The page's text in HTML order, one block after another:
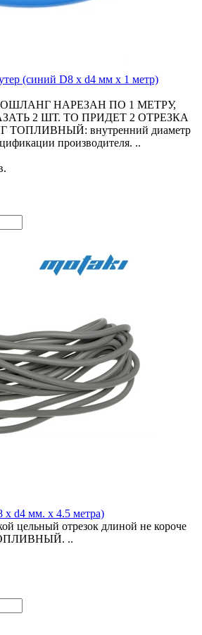
(синий D8 x d4 мм x 1 метр)
НАРЕЗАН ПО 1 МЕТРУ,
2 ШТ. ТО ПРИДЕТ 2 ОТРЕЗКА
внутренний диаметр
производителя. ..
x d4 мм. x 4.5 метра)
цельный отрезок длиной не короче
..